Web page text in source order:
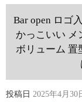
Bar open ロゴ
かっこいい メ
ボリューム 置
投稿日 2025年4月30